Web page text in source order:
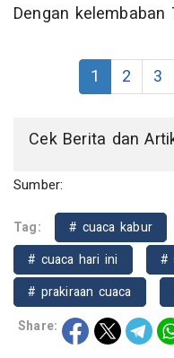
Dengan kelembaban
1 2 3
Cek Berita dan
Sumber:
Tag: # cuaca kabur
# cuaca hari ini
#
# prakiraan cuaca
Share: